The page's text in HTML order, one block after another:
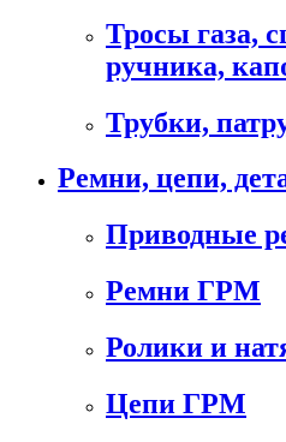
Тросы газа,
ручника,
Трубки,
Ремни, цепи,
Приводные
Ремни ГРМ
Ролики и
Цепи ГРМ